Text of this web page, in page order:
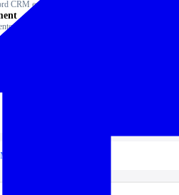
CRM extensions
& more
→